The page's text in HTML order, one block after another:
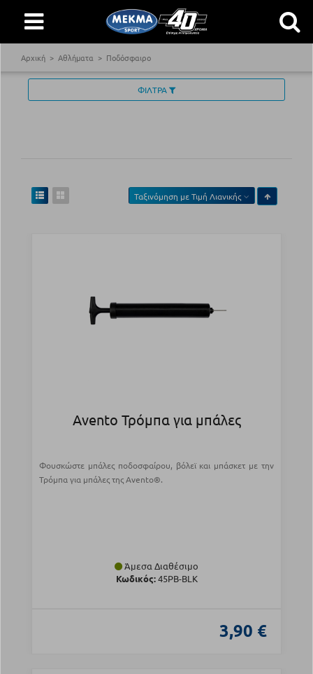
Αρχική Αθλήματα Ποδόσφαιρο
ΦΙΛΤΡΑ
Ταξινόμηση μεΤιμή Λιανικής
Avento Τρόμπα για μπάλες
Φουσκώστε μπάλες ποδοσφαίρου, βόλεϊ και μπάσκετ με την
Τρόμπα για μπάλες της Avento®.
Άμεσα Διαθέσιμο
Κωδικός:45PB-BLK
3,90 €